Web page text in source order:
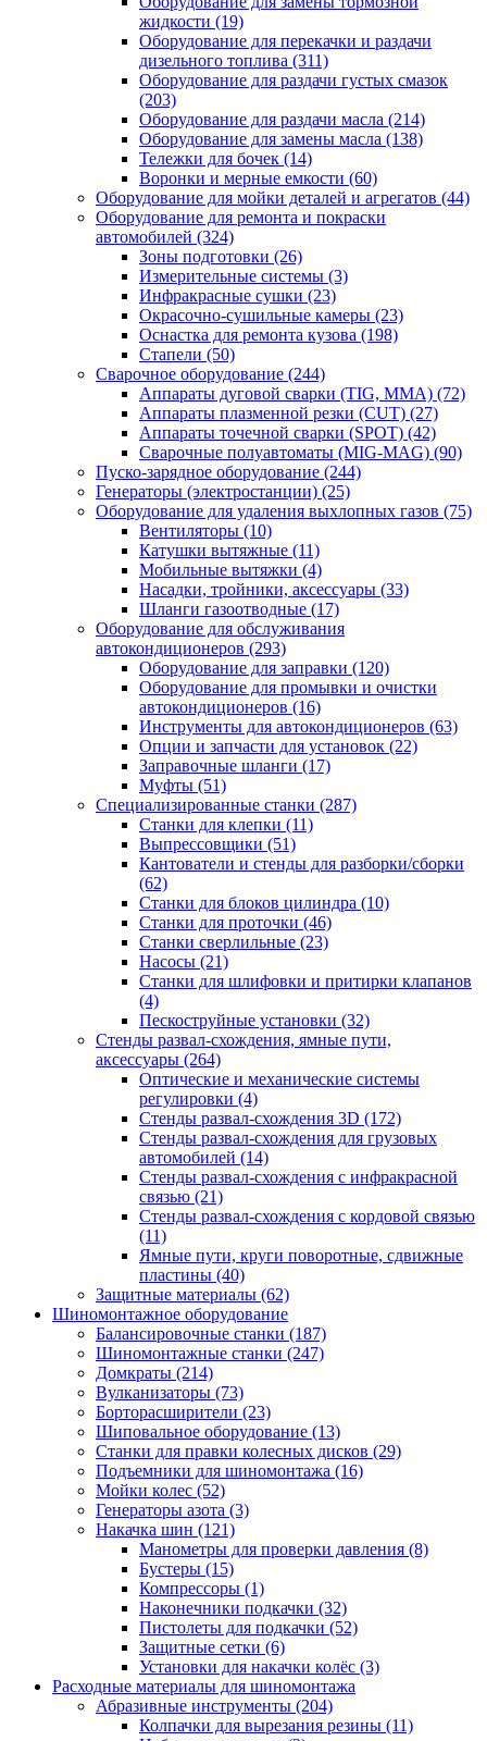
жидкости (19)
Оборудование для перекачки и раздачи
дизельного топлива (311)
Оборудование для раздачи густых смазок
(203)
Оборудование для раздачи масла (214)
Оборудование для замены масла (138)
Тележки для бочек (14)
Воронки и мерные емкости (60)
Оборудование для мойки деталей и агрегатов (44)
Оборудование для ремонта и покраски
автомобилей (324)
Зоны подготовки (26)
Измерительные системы (3)
Инфракрасные сушки (23)
Окрасочно-сушильные камеры (23)
Оснастка для ремонта кузова (198)
Стапели (50)
Сварочное оборудование (244)
Аппараты дуговой сварки (TIG, MMA) (72)
Аппараты плазменной резки (CUT) (27)
Аппараты точечной сварки (SPOT) (42)
Сварочные полуавтоматы (MIG-MAG) (90)
Пуско-зарядное оборудование (244)
Генераторы (электростанции) (25)
Оборудование для удаления выхлопных газов (75)
Вентиляторы (10)
Катушки вытяжные (11)
Мобильные вытяжки (4)
Насадки, тройники, аксессуары (33)
Шланги газоотводные (17)
Оборудование для обслуживания
автокондиционеров (293)
Оборудование для заправки (120)
Оборудование для промывки и очистки
автокондиционеров (16)
Инструменты для автокондиционеров (63)
Опции и запчасти для установок (22)
Заправочные шланги (17)
Муфты (51)
Специализированные станки (287)
Станки для клепки (11)
Выпрессовщики (51)
Кантователи и стенды для разборки/сборки
(62)
Станки для блоков цилиндра (10)
Станки для проточки (46)
Станки сверлильные (23)
Насосы (21)
Станки для шлифовки и притирки клапанов
(4)
Пескоструйные установки (32)
Стенды развал-схождения, ямные пути,
аксессуары (264)
Оптические и механические системы
регулировки (4)
Стенды развал-схождения 3D (172)
Стенды развал-схождения для грузовых
автомобилей (14)
Стенды развал-схождения с инфракрасной
связью (21)
Стенды развал-схождения с кордовой связью
(11)
Ямные пути, круги поворотные, сдвижные
пластины (40)
Защитные материалы (62)
Шиномонтажное оборудование
Балансировочные станки (187)
Шиномонтажные станки (247)
Домкраты (214)
Вулканизаторы (73)
Борторасширители (23)
Шиповальное оборудование (13)
Станки для правки колесных дисков (29)
Подъемники для шиномонтажа (16)
Мойки колес (52)
Генераторы азота (3)
Накачка шин (121)
Манометры для проверки давления (8)
Бустеры (15)
Компрессоры (1)
Наконечники подкачки (32)
Пистолеты для подкачки (52)
Защитные сетки (6)
Установки для накачки колёс (3)
Расходные материалы для шиномонтажа
Абразивные инструменты (204)
Колпачки для вырезания резины (11)